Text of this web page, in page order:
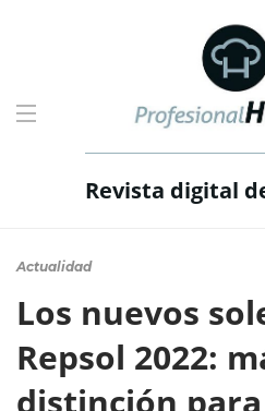
Revista digital
Actualidad
Los nuevos
Repsol 2022:
distinción